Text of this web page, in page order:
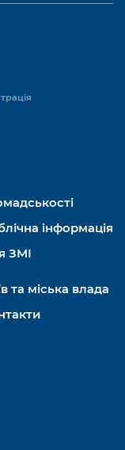
інформація
ЗМІ
та міська влада